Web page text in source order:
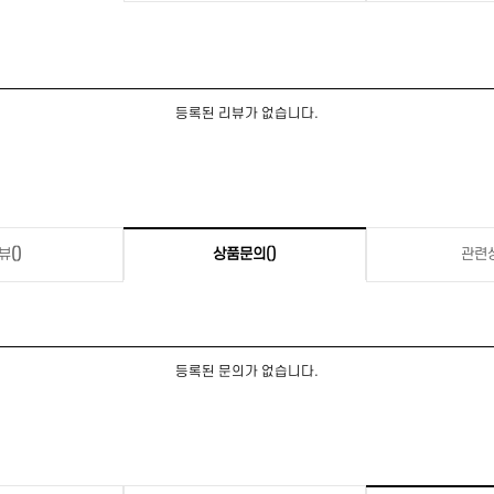
등록된 리뷰가 없습니다.
() 상품문의 () 관련
등록된 문의가 없습니다.